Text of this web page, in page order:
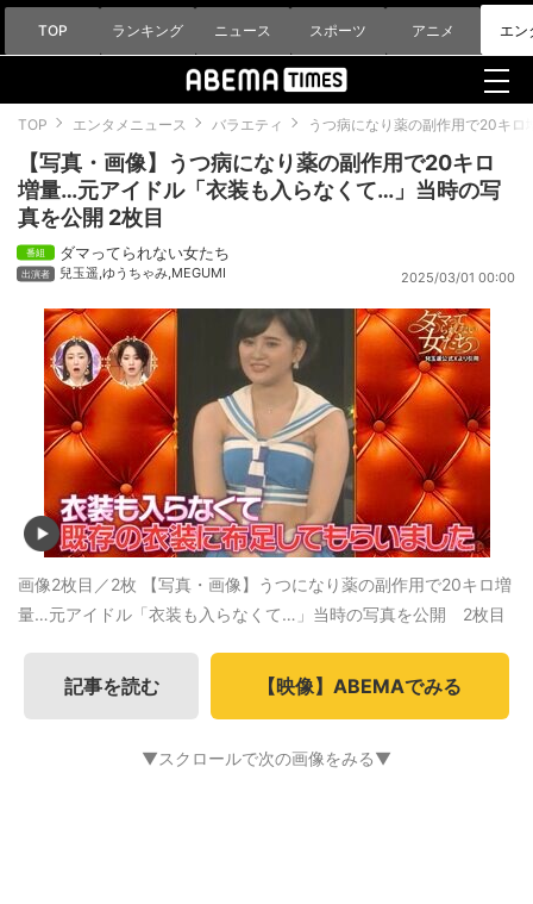
TOP ランキング ニュース スポーツ アニメ エン
TOP エンタメニュース バラエティ うつ病になり薬の副作用で20キ
【写真・画像】うつ病になり薬の副作用で20キロ
増量…元アイドル「衣装も入らなくて…」当時の写
真を公開 2枚目
ダマってられない女たち
兒玉遥,ゆうちゃみ,MEGUMI 2025/03/01 00:00
画像2枚目／2枚 【写真・画像】うつになり薬の副作用で20キロ増
量…元アイドル「衣装も入らなくて…」当時の写真を公開 2枚目
記事を読む 【映像】ABEMAでみる
▼スクロールで次の画像をみる▼